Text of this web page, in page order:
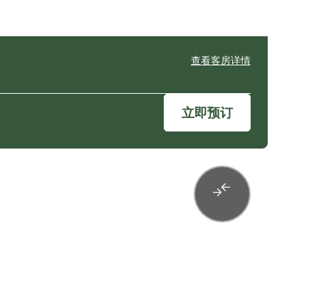
查看客房详情
立即预订